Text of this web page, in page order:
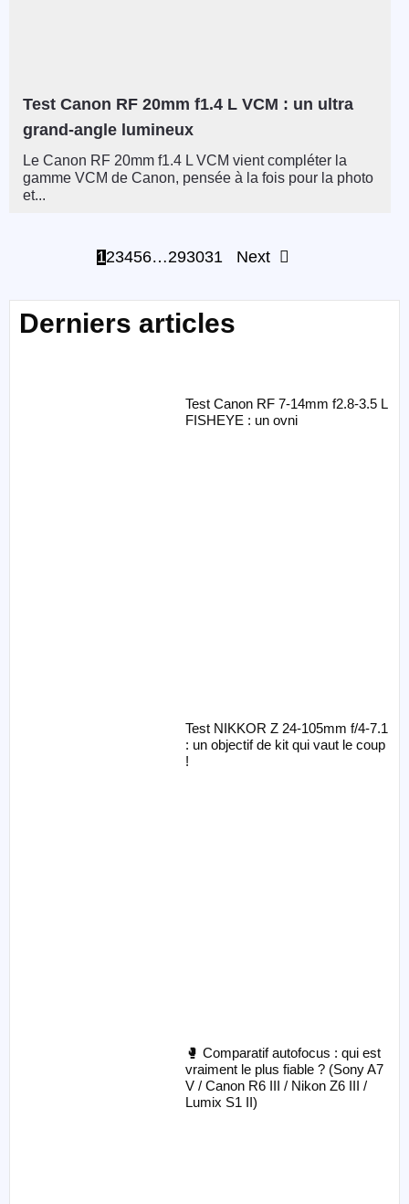
Test Canon RF 20mm f1.4 L VCM : un ultra
grand-angle lumineux
Le Canon RF 20mm f1.4 L VCM vient compléter la
gamme VCM de Canon, pensée à la fois pour la photo
et...
123456…293031 Next
Derniers articles
Test Canon RF 7-14mm f2.8-3.5 L
FISHEYE : un ovni
Test NIKKOR Z 24-105mm f/4-7.1
: un objectif de kit qui vaut le coup
!
🥊 Comparatif autofocus : qui est
vraiment le plus fiable ? (Sony A7
V / Canon R6 III / Nikon Z6 III /
Lumix S1 II)